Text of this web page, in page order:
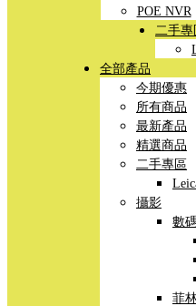
POE NVR
二手專
全部產品
今期優惠
所有商品
最新產品
精選商品
二手專區
攝影
數
菲